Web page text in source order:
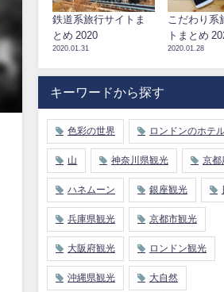
鉄道系旅行サイトま
とめ 2020
2020.01.31
こだわり系
トまとめ
2020.01.28
キーワードから探す
色彩の世界 ロンドンのホテ
山 神奈川県観光 京都
ハネムーン 銀座観光
兵庫県観光 京都市観光
大阪府観光 ロンドン観光
沖縄県観光 大自然